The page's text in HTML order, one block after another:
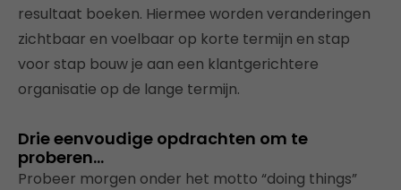
resultaat boeken. Hiermee worden veranderingen
zichtbaar en voelbaar op korte termijn en stap
voor stap bouw je aan een klantgerichtere
organisatie op de lange termijn.
Drie eenvoudige opdrachten om te
proberen…
Probeer morgen onder het motto “doing things”